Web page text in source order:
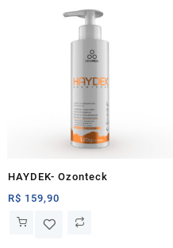
HAYDEK- Ozonteck
R$ 159,90